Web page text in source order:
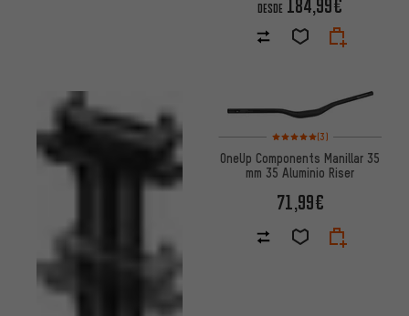
DESDE 184,99€
Valoración media: 5 de 5
(3)
OneUp Components Manillar 35
mm 35 Aluminio Riser
71,99€